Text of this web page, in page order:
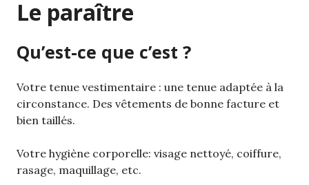
Le paraître
Qu’est-ce que c’est ?
Votre tenue vestimentaire : une tenue adaptée à la
circonstance. Des vêtements de bonne facture et
bien taillés.
Votre hygiène corporelle: visage nettoyé, coiffure,
rasage, maquillage, etc.